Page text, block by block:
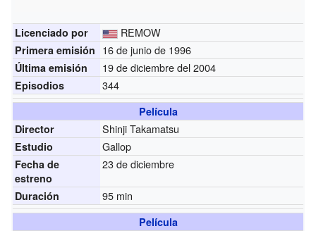
Licenciado por REMOW
Primera emisión 16 de junio de 1996
Última emisión 19 de diciembre del 2004
Episodios 344
Película
Director
Shinji Takamatsu
Estudio Gallop
Fecha de
estreno
23 de diciembre
Duración 95 min
Película